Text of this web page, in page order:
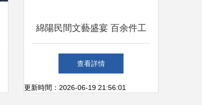
綿陽民間文藝盛宴 百余件工
藝美術精品驚艷亮相
查看詳情
更新時間：2026-06-19 21:56:01